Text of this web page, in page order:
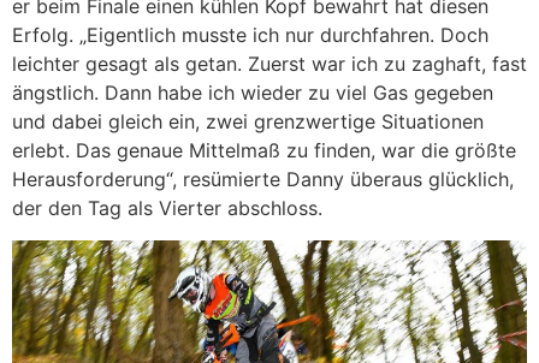
er beim Finale einen kühlen Kopf bewahrt hat diesen
Erfolg. „Eigentlich musste ich nur durchfahren. Doch
leichter gesagt als getan. Zuerst war ich zu zaghaft, fast
ängstlich. Dann habe ich wieder zu viel Gas gegeben
und dabei gleich ein, zwei grenzwertige Situationen
erlebt. Das genaue Mittelmaß zu finden, war die größte
Herausforderung“, resümierte Danny überaus glücklich,
der den Tag als Vierter abschloss.